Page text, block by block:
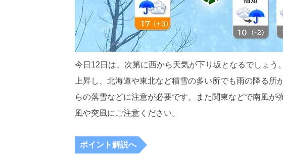
今日12日は、次第に西から天気が下り坂となるでしょう
上昇し、北海道や東北など積雪の多い所でも雨の降る
らの落雪などに注意が必要です。また関東などで南風が
風や突風にご注意ください。
ポイント解説へ